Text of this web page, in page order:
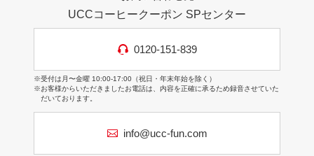
UCCコーヒークーポン SPセンター
0120-151-839
※受付は月〜金曜 10:00-17:00（祝日・年末年始を除く）
※お客様からいただきましたお電話は、内容を正確に承るため録音させていた
だいております。
info@ucc-fun.com